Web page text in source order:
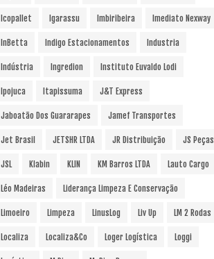
Icopallet Igarassu Imbiribeira Imediato Nexway
InBetta Indigo Estacionamentos Industria
Indústria Ingredion Instituto Euvaldo Lodi
Ipojuca Itapissuma J&T Express
Jaboatão Dos Guararapes Jamef Transportes
Jet Brasil JETSHR LTDA JR Distribuição JS Peças
JSL Klabin KLIN KM Barros LTDA Lauto Cargo
Léo Madeiras Liderança Limpeza E Conservação
Limoeiro Limpeza LinusLog Liv Up LM 2 Rodas
Localiza Localiza&Co Loger Logística Loggi